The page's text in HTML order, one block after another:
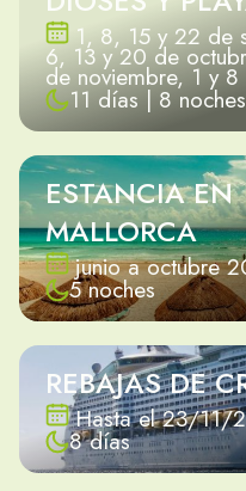
1, 8, 15 y 22 de
6, 13 y 20 de
de noviembre, 1 y
11 días | 8 noches
ESTANCIA EN
MALLORCA
junio a octubre
5 noches
REBAJAS DE
Hasta el 23/11/
8 días